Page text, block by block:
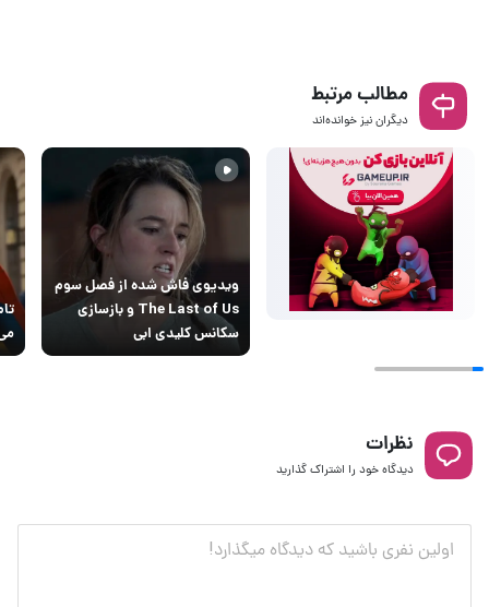
مطالب مرتبط
دیگران نیز خوانده‌اند
ویدیوی فاش شده از فصل سوم
The Last of Us و بازسازی
سکانس کلیدی ابی
نظرات
دیدگاه خود را اشتراک گذارید